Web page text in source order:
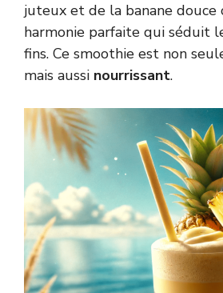
juteux et de la banane douce
harmonie parfaite qui séduit
fins. Ce smoothie est non
mais aussi nourrissant.